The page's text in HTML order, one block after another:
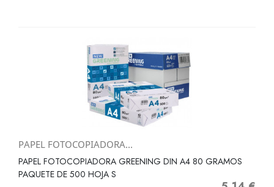
PAPEL FOTOCOPIADORA...
PAPEL FOTOCOPIADORA GREENING DIN A4 80 GRAMOS
PAQUETE DE 500 HOJA S